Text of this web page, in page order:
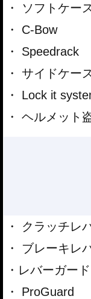
ソフトケー
C-Bow
Speedrack
サイドケー
Lock it
ヘルメット
クラッチレ
ブレーキレ
レバーガード
ProGuard